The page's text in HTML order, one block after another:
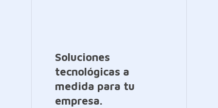
Soluciones
tecnológicas a
medida para tu
empresa.